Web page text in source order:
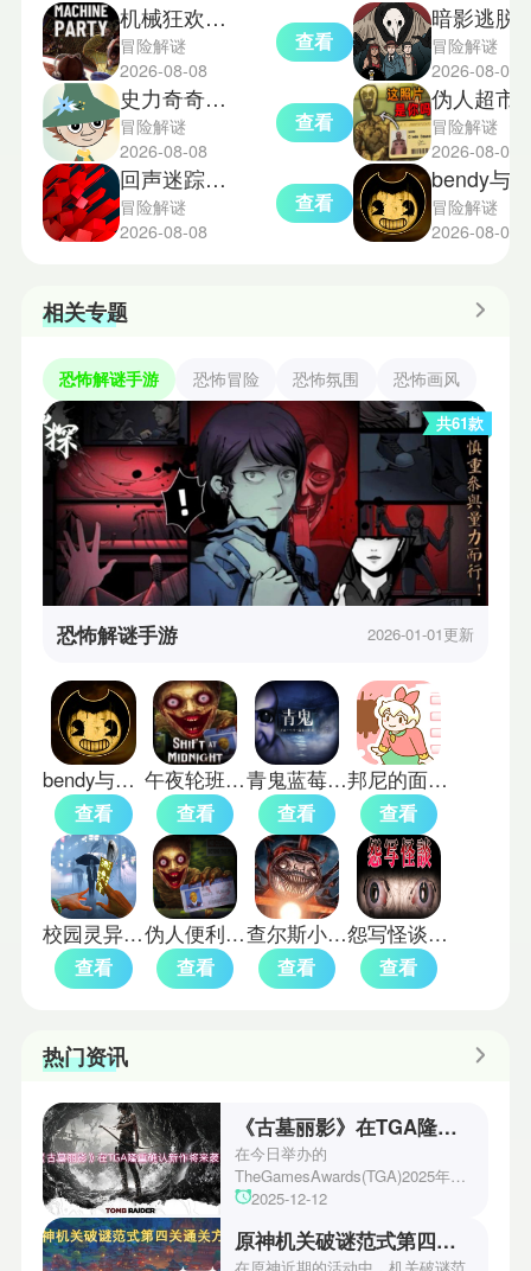
机械狂欢手机版
冒险解谜
2026-08-08
查看
史力奇奇遇记中文版
冒险解谜
2026-08-08
查看
回声迷踪手机版
冒险解谜
2026-08-08
查看
冒险解谜
2026-08-08
冒险解谜
2026-08-07
冒险解谜
2026-08-07
相关专题
恐怖解谜手游 恐怖冒险 恐怖氛围 恐怖画风
共61款
恐怖解谜手游 2026-01-01更新
bendy与墨水机器手机版
查看
午夜轮班正式版
查看
青鬼蓝莓温泉旅馆之谜
查看
邦尼的面包店中文版
查看
校园灵异事件手机版
查看
伪人便利店恐怖游戏
查看
查尔斯小火车移植版
查看
怨写怪谈手机版
查看
热门资讯
《古墓丽影》在TGA隆重确认新作将来袭！
在今日举办的
TheGamesAwards(TGA)2025年度
游戏颁奖典礼中，古墓丽影系列公
场资讯让众多玩家们都非常期待！
本次官方也宣布游戏将于2027年登
2025-12-12
原神机关破谜范式第四关通关方法